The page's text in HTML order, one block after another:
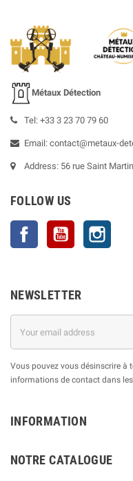
Métaux Détection
Tel: +33 3 23 70 79 60
Email: contact@metaux-
Address: 56 rue Saint
FOLLOW US
Facebook YouTube
NEWSLETTER
Vous pouvez vous désinscrire à
informations de contact dans
INFORMATION
NOTRE CATALOGUE